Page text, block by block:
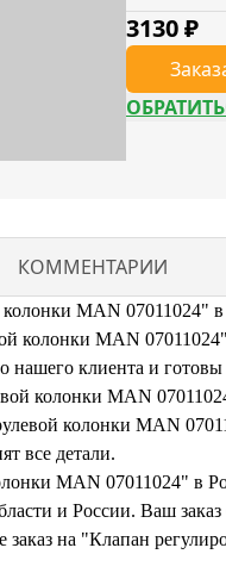
3130₽
КОММЕНТАРИИ
MAN 07011024"
MAN
клиента и готовы
колонки MAN
колонки MAN
все детали.
MAN 07011024" в
и России. Ваш
заказ на "Клапан